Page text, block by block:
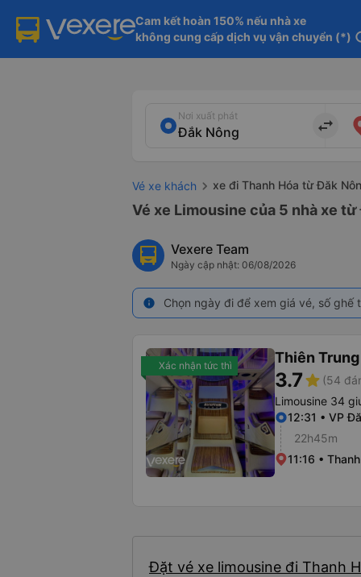
Cam kết hoàn 150% nếu nhà xe
không cung cấp dịch vụ vận chuyển (*)
Nơi xuất phát
import_export
Vé xe khách xe đi Thanh Hóa từ Đăk
Vé xe Limousine của 5 nhà xe
Vexere Team
Ngày cập nhật: 06/08/2026
info Chọn ngày đi để xem giá vé, số
Xác nhận tức thì Thiên Trung
3.7star (54
Limousine 34
12:31 • VP
22h45m
11:16 •
Đặt vé xe limousine đi Thanh